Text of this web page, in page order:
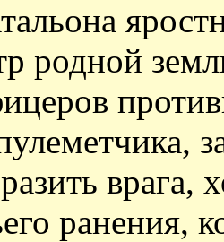
родной
врага,
ранения,